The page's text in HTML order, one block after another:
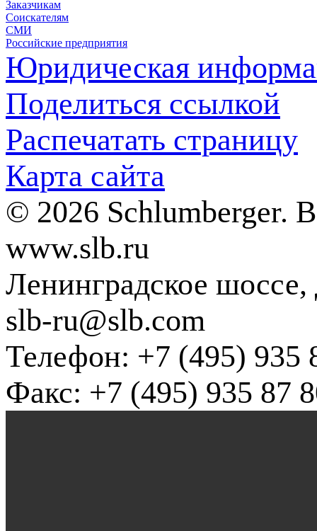
Заказчикам
Соискателям
СМИ
Российские предприятия
Юридическая
Поделиться ссылкой
Распечатать страницу
Карта сайта
© 2026 Schlumberger.
www.slb.ru
Ленинградское
slb-ru@slb.com
Телефон: +7 (495) 935
Факс: +7 (495) 935 87